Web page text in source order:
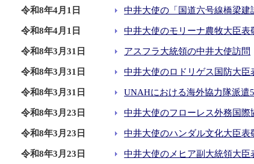
令和8年4月1日 中井大使の「国道六号線橋梁建
令和8年4月1日 中井大使のモリーナ農牧大臣表
令和8年3月31日 アスフラ大統領の中井大使訪問
令和8年3月31日 中井大使のロドリゲス国防大臣
令和8年3月31日 UNAHにおける海外協力隊派遣
令和8年3月23日 中井大使のフローレス外務国際
令和8年3月23日 中井大使のハンダル文化大臣表
令和8年3月23日 中井大使のメヒア副大統領大臣